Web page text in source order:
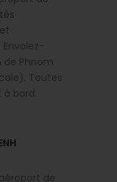
de Phnom
Toutes
bord.
de